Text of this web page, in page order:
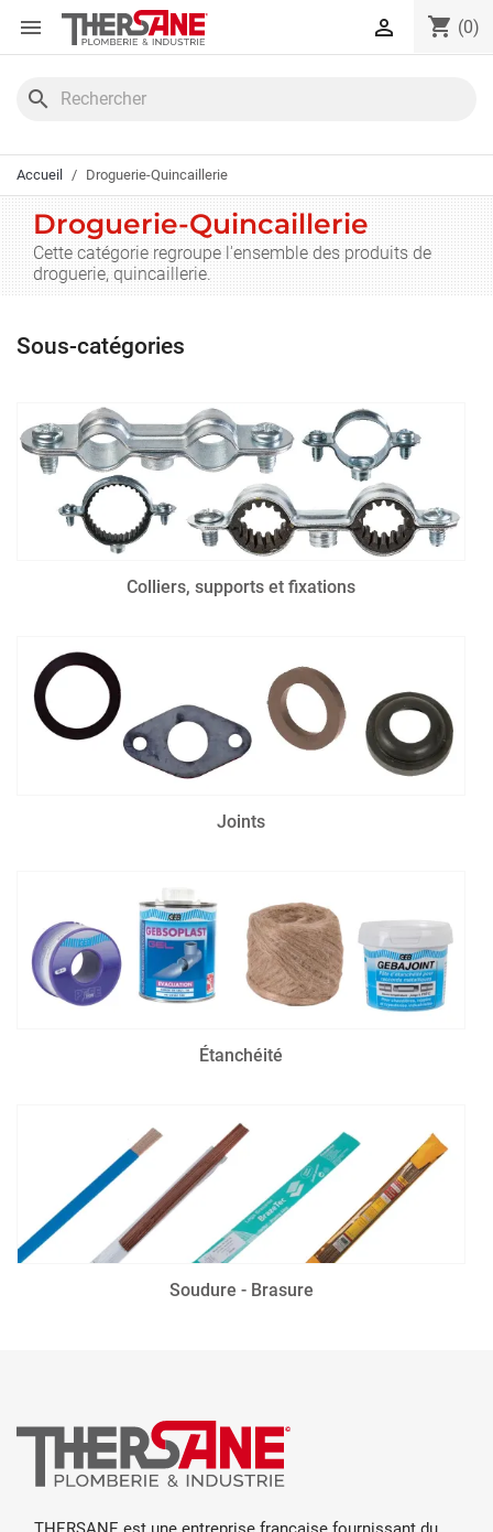
Panneau de gestion des cookies
 shopping_cart (0)

search
Accueil Droguerie-Quincaillerie
Droguerie-Quincaillerie
Cette catégorie regroupe l'ensemble des produits de
droguerie, quincaillerie.
Sous-catégories
Colliers, supports et fixations
Joints
Étanchéité
Soudure - Brasure